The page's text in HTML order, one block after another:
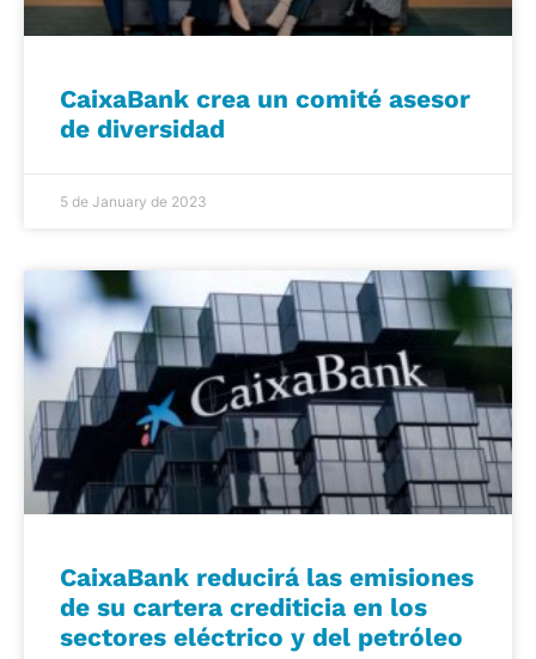
CaixaBank crea un comité asesor
de diversidad
5 de January de 2023
CaixaBank reducirá las emisiones
de su cartera crediticia en los
sectores eléctrico y del petróleo